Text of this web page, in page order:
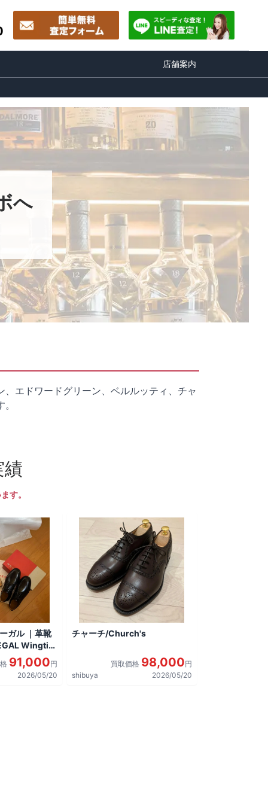
店舗案内
へ
エドワードグリーン、ベルルッティ、チャ
績
す。
ガル ｜革靴
Wingtip
した。
91,000円
2026/05/20
チャーチ/Church's
買取価格 98,000円
shibuya
2026/05/20